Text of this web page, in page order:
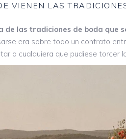
VIENEN LAS
de las tradiciones de boda que
era sobre todo un contrato
a cualquiera que pudiese torcer